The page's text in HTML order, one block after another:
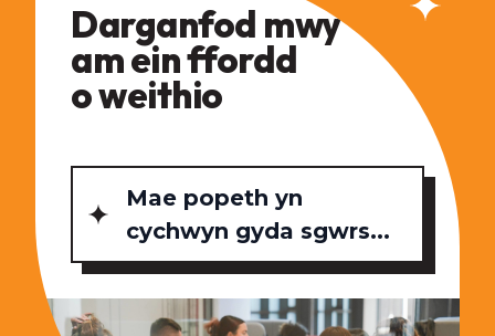
Darganfod mwy
am ein ffordd
o weithio
Mae popeth yn
cychwyn gyda sgwrs...